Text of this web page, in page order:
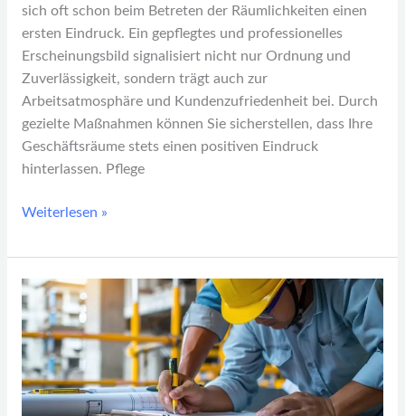
sich oft schon beim Betreten der Räumlichkeiten einen
ersten Eindruck. Ein gepflegtes und professionelles
Erscheinungsbild signalisiert nicht nur Ordnung und
Zuverlässigkeit, sondern trägt auch zur
Arbeitsatmosphäre und Kundenzufriedenheit bei. Durch
gezielte Maßnahmen können Sie sicherstellen, dass Ihre
Geschäftsräume stets einen positiven Eindruck
hinterlassen. Pflege
Weiterlesen »
Erfolgreiche
Projektplanung
in
der
Industrie